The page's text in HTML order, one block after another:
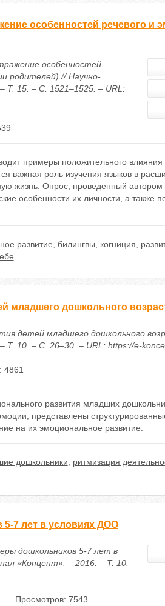
особенностей речевого и
особенностей
родителей) // Научно-
Т. 15. – С. 1521–1525. – URL:
примеры положительного влияния
важная роль изучения языков в
жизнь. Опрос, проведенный автором
особенности их личности, а также
развитие билингвы когниция
младшего дошкольного
детей младшего дошкольного
10. – С. 26–30. – URL: https://e-
4861
развития младших
представлены
на их эмоциональное развитие.
дошкольники ритмизация
7 лет в условиях ДОО
дошкольников 5-7 лет в
«Концепт». – 2016. – Т. 10.
Просмотров: 7543